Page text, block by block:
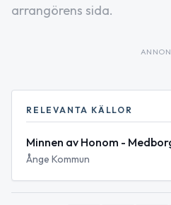
arrangörens sida.
RELEVANTA KÄLLOR
Minnen av Honom -
Ånge Kommun